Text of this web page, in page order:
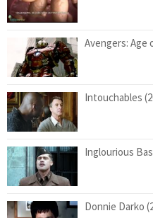
Avengers: Age
Intouchables
Inglourious
Donnie Darko